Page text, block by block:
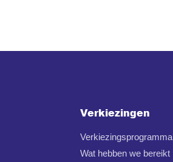
Verkiezingen
Verkiezingsprogramma
Wat hebben we bereikt